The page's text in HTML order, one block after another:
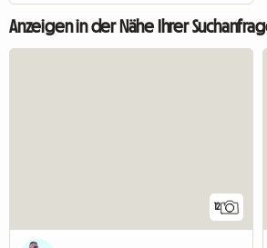
Anzeigen in der Nähe Ihrer
12